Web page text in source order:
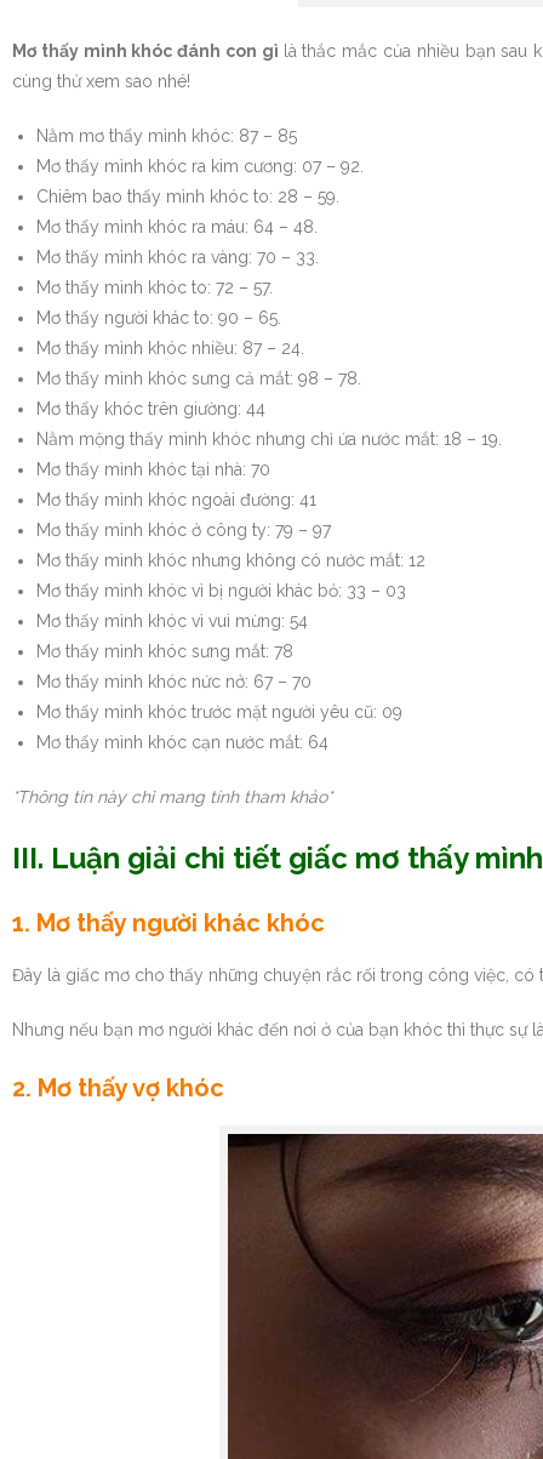
Mơ thấy mình khóc đánh con gì là thắc mắc của nhiều bạn sau
cùng thử xem sao nhé!
Nằm mơ thấy mình khóc: 87 – 85
Mơ thấy mình khóc ra kim cương: 07 – 92.
Chiêm bao thấy mình khóc to: 28 – 59.
Mơ thấy mình khóc ra máu: 64 – 48.
Mơ thấy mình khóc ra vàng: 70 – 33.
Mơ thấy mình khóc to: 72 – 57.
Mơ thấy người khác to: 90 – 65.
Mơ thấy mình khóc nhiều: 87 – 24.
Mơ thấy mình khóc sưng cả mắt: 98 – 78.
Mơ thấy khóc trên giường: 44
Nằm mộng thấy mình khóc nhưng chỉ ứa nước mắt: 18 – 19.
Mơ thấy mình khóc tại nhà: 70
Mơ thấy mình khóc ngoài đường: 41
Mơ thấy mình khóc ở công ty: 79 – 97
Mơ thấy mình khóc nhưng không có nước mắt: 12
Mơ thấy mình khóc vì bị người khác bỏ: 33 – 03
Mơ thấy mình khóc vì vui mừng: 54
Mơ thấy mình khóc sưng mắt: 78
Mơ thấy mình khóc nức nở: 67 – 70
Mơ thấy mình khóc trước mặt người yêu cũ: 09
Mơ thấy mình khóc cạn nước mắt: 64
*Thông tin này chỉ mang tính tham khảo*
III. Luận giải chi tiết giấc mơ thấy
1. Mơ thấy người khác khóc
Đây là giấc mơ cho thấy những chuyện rắc rối trong công việc,
Nhưng nếu bạn mơ người khác đến nơi ở của bạn khóc thì thực
2. Mơ thấy vợ khóc